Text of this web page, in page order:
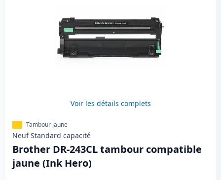
Voir les détails complets
Tambour jaune
Neuf Standard capacité
Brother DR-243CL tambour compatible
jaune (Ink Hero)